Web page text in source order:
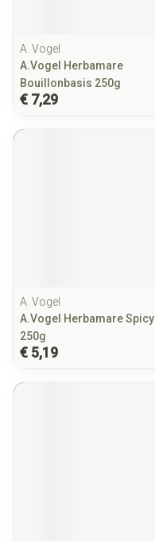
A. Vogel
A.Vogel Herbamare
Bouillonbasis 250g
€ 7,29
A. Vogel
A.Vogel Herbamare Spicy
250g
€ 5,19